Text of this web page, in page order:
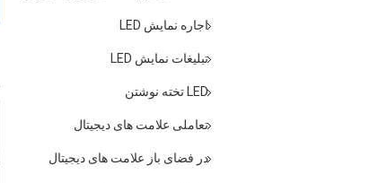
اجاره نمایش LED
تبلیغات نمایش LED
LED تخته نوشتن
تعاملی علامت های دیجیتال
در فضای باز علامت های دیجیتال